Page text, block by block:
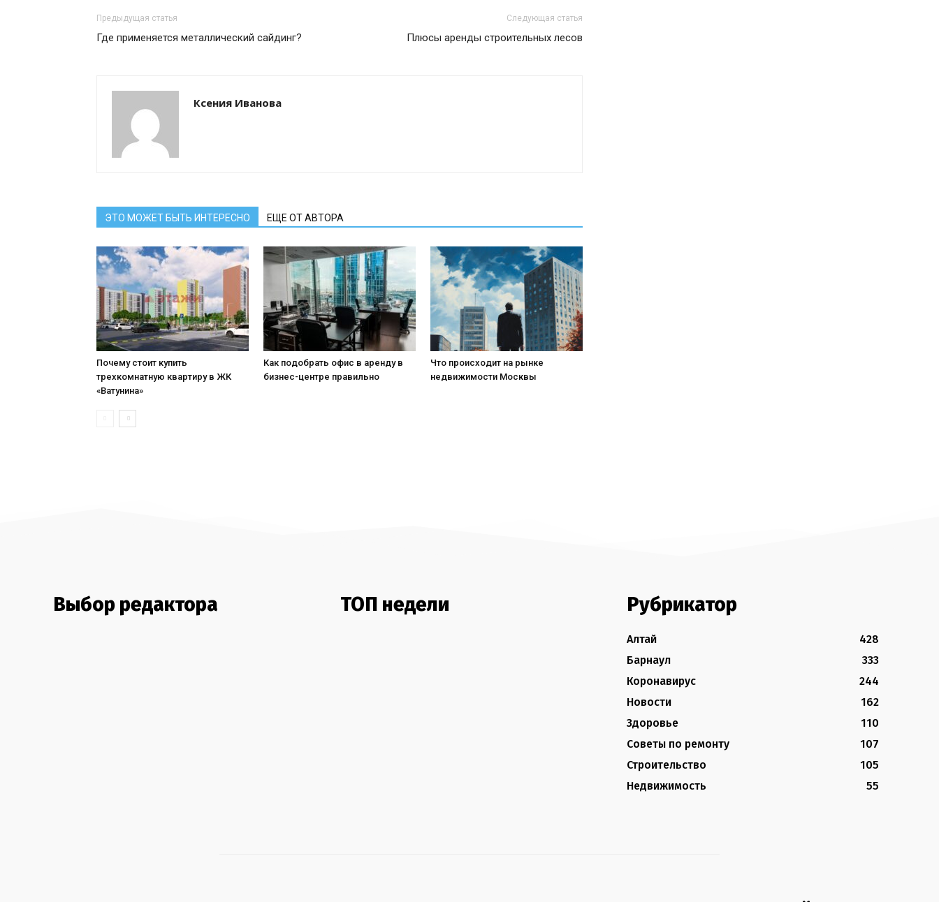
Предыдущая статья
Где применяется металлический сайдинг?
Следующая статья
Плюсы аренды строительных лесов
Ксения Иванова
ЭТО МОЖЕТ БЫТЬ ИНТЕРЕСНО ЕЩЕ ОТ АВТОРА
Почему стоит купить
трехкомнатную квартиру в ЖК
«Ватунина»
Как подобрать офис в аренду в
бизнес-центре правильно
Что происходит на рынке
недвижимости Москвы
Выбор редактора ТОП недели Рубрикатор
Алтай
428
Барнаул
333
Коронавирус
244
Новости
162
Здоровье
110
Советы по ремонту
107
Строительство
105
Недвижимость
55